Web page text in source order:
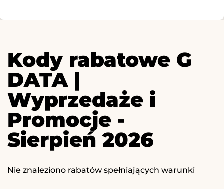
Kody rabatowe G
DATA |
Wyprzedaże i
Promocje -
Sierpień 2026
Nie znaleziono rabatów spełniających warunki